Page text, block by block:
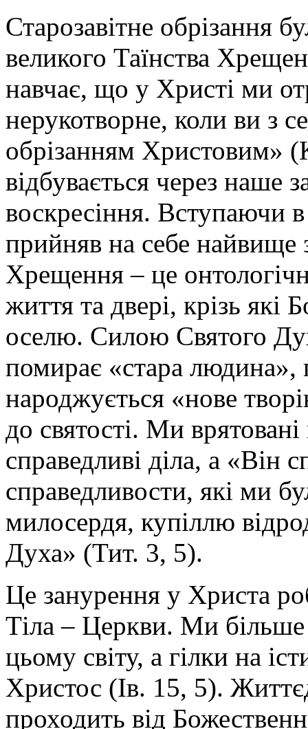
Старозавітне обрізання
великого Таїнства
навчає, що у Христі ми
нерукотворне, коли ви з
обрізанням Христовим»
відбувається через наше
воскресіння. Вступаючи
прийняв на себе найвище
Хрещення – це
життя та двері, крізь
оселю. Силою Святого
помирає «стара людина»,
народжується «нове
до святості. Ми
справедливі діла, а «Він
справедливости, які ми
милосердя, купіллю
Духа» (Тит. 3, 5).
Це занурення у Христа
Тіла – Церкви. Ми
цьому світу, а гілки на
Христос (Ів. 15, 5).
проходить від